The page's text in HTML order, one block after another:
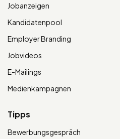
Jobanzeigen
Kandidatenpool
Employer Branding
Jobvideos
E-Mailings
Medienkampagnen
Tipps
Bewerbungsgespräch